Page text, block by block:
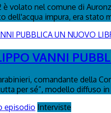
è volato nel comune di
dell'acqua impura, era stato
VANNI
comandante della
per sé”, modello diffuso
Interviste